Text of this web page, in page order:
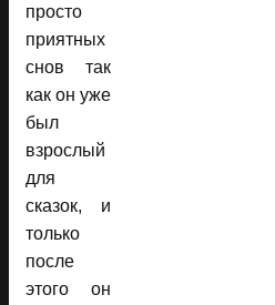
просто
приятных
снов так
как он уже
был
взрослый
для
сказок, и
только
после
этого он